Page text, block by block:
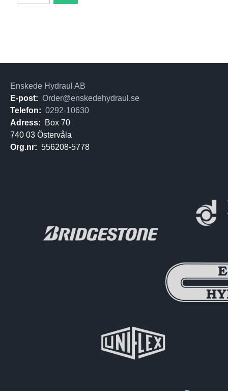
Enskede Hydraul AB
E-post: Order@enskedehydraul.se
Telefon: 0292-10630
Adress:
Box 70
740 03 Östervåla
Org.nr: 556208-5778